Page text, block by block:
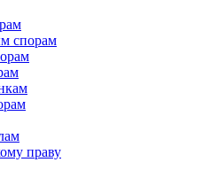
спорам
праву